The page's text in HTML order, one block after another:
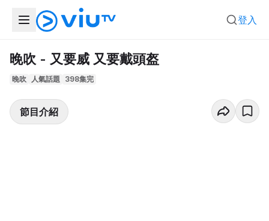
登入
晚吹 - 又要威 又要戴頭盔
晚吹 人氣話題 398集完
節目介紹